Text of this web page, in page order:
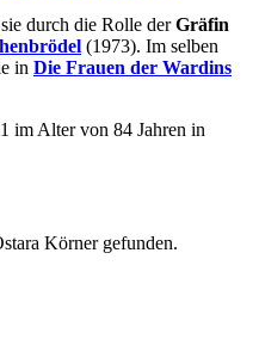
durch die Rolle derGräfin
(1973). Im selben
in Die Frauen der Wardins
im Alter von 84 Jahren in
Körner gefunden.